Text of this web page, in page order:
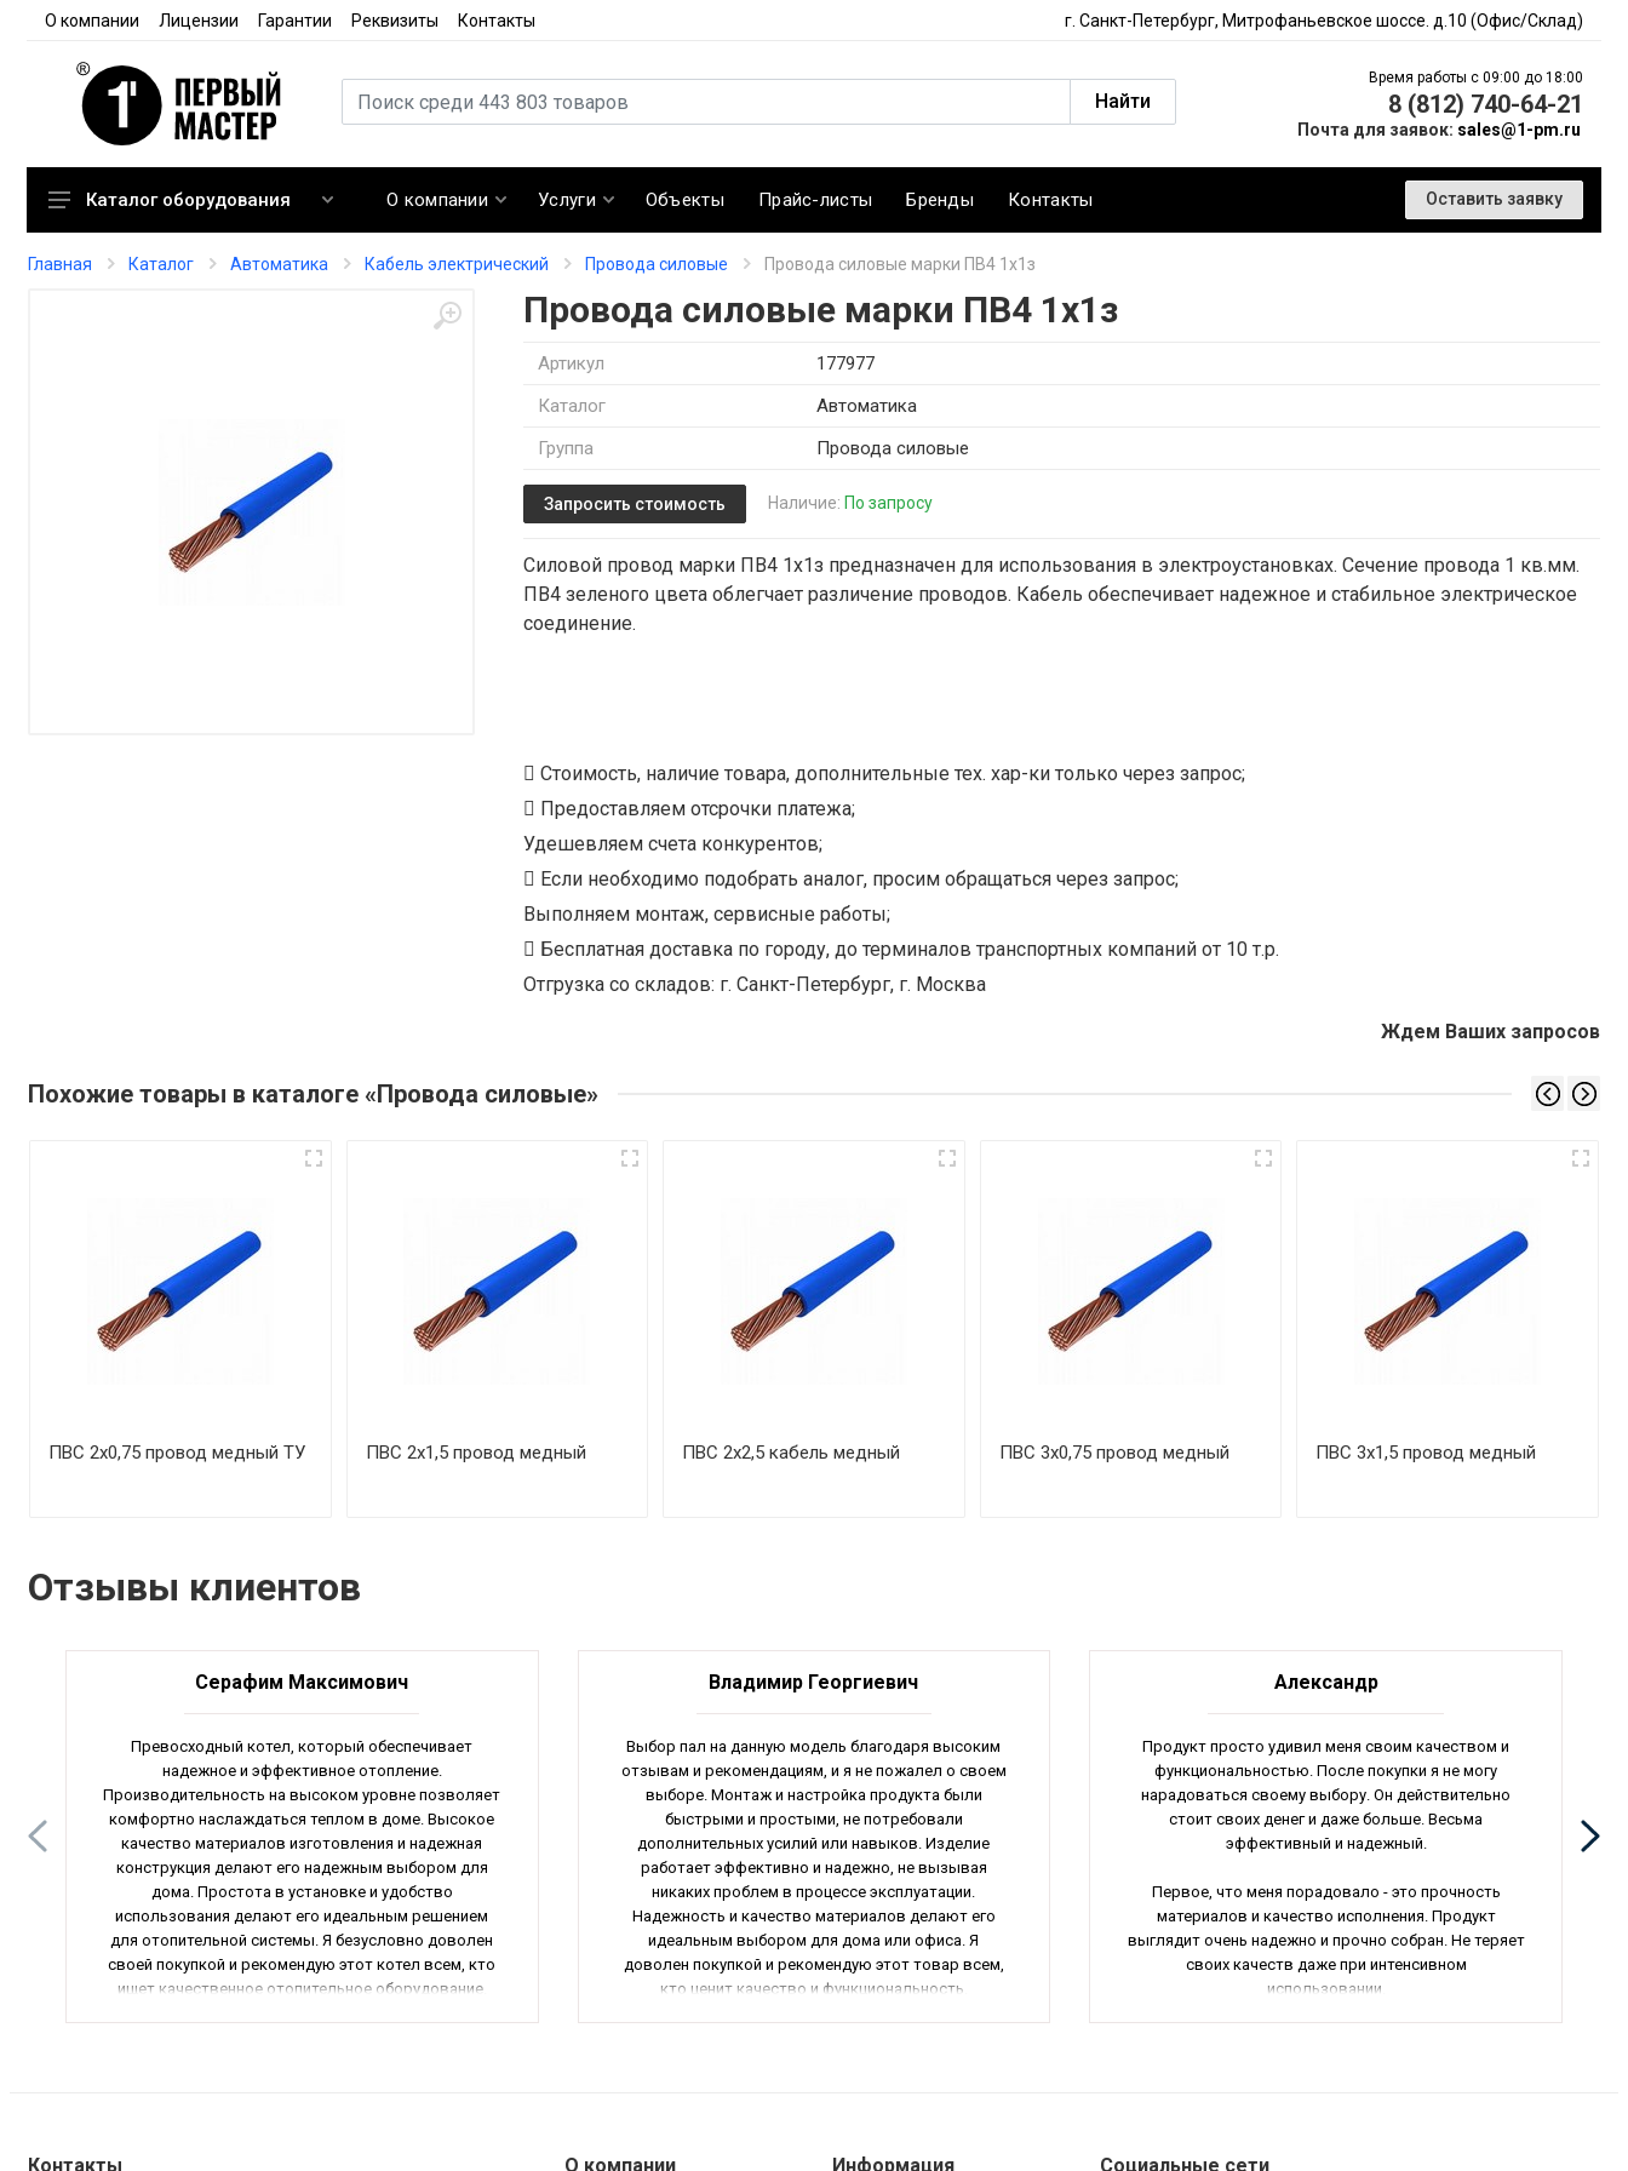
О компании Лицензии Гарантии Реквизиты Контакты г. Санкт-Петербург, Митрофаньевское шоссе. д.10 (Офис/Склад)
Найти
Время работы с 09:00 до 18:00
8 (812) 740-64-21
Почта для заявок: sales@1-pm.ru
Кондиционирование
Каталог оборудования О компании Услуги Объекты Прайс-листы Бренды Контакты Оставить заявку
Главная Каталог Автоматика Кабель электрический Провода силовые Провода силовые марки ПВ4 1х1з
Провода силовые марки ПВ4 1х1з
Артикул
177977
Каталог
Автоматика
Группа
Провода силовые
Запросить стоимость Наличие: По запросу
Силовой провод марки ПВ4 1х1з предназначен для использования в электроустановках. Сечение провода 1 кв.мм.
ПВ4 зеленого цвета облегчает различение проводов. Кабель обеспечивает надежное и стабильное электрическое
соединение.
Стоимость, наличие товара, дополнительные тех. хар-ки только через запрос;
Предоставляем отсрочки платежа;
Удешевляем счета конкурентов;
Если необходимо подобрать аналог, просим обращаться через запрос;
Выполняем монтаж, сервисные работы;
Бесплатная доставка по городу, до терминалов транспортных компаний от 10 т.р.
Отгрузка со складов: г. Санкт-Петербург, г. Москва
Ждем Ваших запросов
Похожие товары в каталоге «Провода силовые»
ПВС 2х0,75 провод медный ТУ ПВС 2х1,5 провод медный ПВС 2х2,5 кабель медный ПВС 3х0,75 провод медный ПВС 3х1,5 провод медный
Отзывы клиентов
Серафим Максимович
Превосходный котел, который обеспечивает
надежное и эффективное отопление.
Производительность на высоком уровне позволяет
комфортно наслаждаться теплом в доме. Высокое
качество материалов изготовления и надежная
конструкция делают его надежным выбором для
дома. Простота в установке и удобство
использования делают его идеальным решением
для отопительной системы. Я безусловно доволен
своей покупкой и рекомендую этот котел всем, кто
ищет качественное отопительное оборудование.
Владимир Георгиевич
Выбор пал на данную модель благодаря высоким
отзывам и рекомендациям, и я не пожалел о своем
выборе. Монтаж и настройка продукта были
быстрыми и простыми, не потребовали
дополнительных усилий или навыков. Изделие
работает эффективно и надежно, не вызывая
никаких проблем в процессе эксплуатации.
Надежность и качество материалов делают его
идеальным выбором для дома или офиса. Я
доволен покупкой и рекомендую этот товар всем,
кто ценит качество и функциональность.
Александр
Продукт просто удивил меня своим качеством и
функциональностью. После покупки я не могу
нарадоваться своему выбору. Он действительно
стоит своих денег и даже больше. Весьма
эффективный и надежный.
Первое, что меня порадовало - это прочность
материалов и качество исполнения. Продукт
выглядит очень надежно и прочно собран. Не теряет
своих качеств даже при интенсивном
использовании.
Контакты О компании Информация Социальные сети